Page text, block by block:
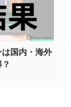
は国内・海外